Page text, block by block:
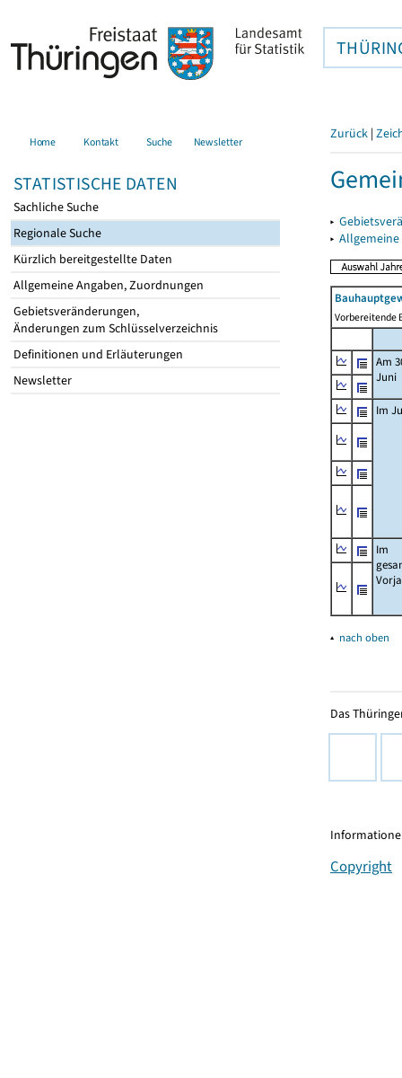
Home Kontakt Suche Newsletter
STATISTISCHE DATEN
Sachliche Suche
Regionale Suche
Kürzlich bereitgestellte Daten
Allgemeine Angaben, Zuordnungen
Gebietsveränderungen,
Änderungen zum Schlüsselverzeichnis
Definitionen und Erläuterungen
Newsletter
Zurück |
▸
▸
Vorbereitende
Am
Juni
Im
Im
▴ nach oben
Das
Copyright